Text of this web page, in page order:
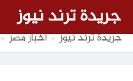
جريدة ترند نيوز
جريدة ترند نيوز » أخبار مصر »